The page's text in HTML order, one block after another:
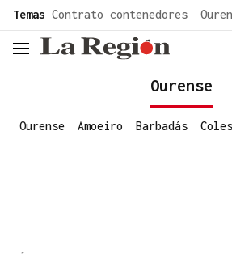
Temas Contrato contenedores
header.menu.open
Ourense
Ourense Amoeiro Barbadás Coles